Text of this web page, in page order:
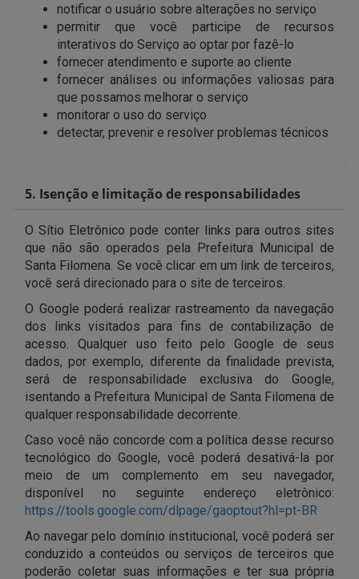
notificar o usuário sobre alterações no serviço
permitir que você participe de recursos
interativos do Serviço ao optar por fazê-lo
fornecer atendimento e suporte ao cliente
fornecer análises ou informações valiosas para
que possamos melhorar o serviço
monitorar o uso do serviço
detectar, prevenir e resolver problemas técnicos
5. Isenção e limitação de responsabilidades
O Sítio Eletrônico pode conter links para outros sites
que não são operados pela Prefeitura Municipal de
Santa Filomena. Se você clicar em um link de terceiros,
você será direcionado para o site de terceiros.
O Google poderá realizar rastreamento da navegação
dos links visitados para fins de contabilização de
acesso. Qualquer uso feito pelo Google de seus
dados, por exemplo, diferente da finalidade prevista,
será de responsabilidade exclusiva do Google,
isentando a Prefeitura Municipal de Santa Filomena de
qualquer responsabilidade decorrente.
Caso você não concorde com a política desse recurso
tecnológico do Google, você poderá desativá-la por
meio de um complemento em seu navegador,
disponível no seguinte endereço eletrônico:
https://tools.google.com/dlpage/gaoptout?hl=pt-BR
Ao navegar pelo domínio institucional, você poderá ser
conduzido a conteúdos ou serviços de terceiros que
poderão coletar suas informações e ter sua própria